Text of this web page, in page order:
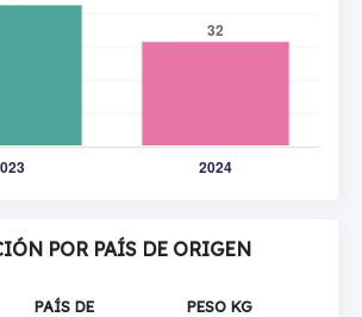
POR PAÍS DE ORIGEN
PAÍS DE
PESO KG